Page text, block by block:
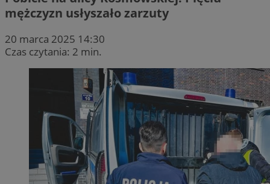
mężczyzn usłyszało zarzuty
20 marca 2025 14:30
Czas czytania: 2 min.